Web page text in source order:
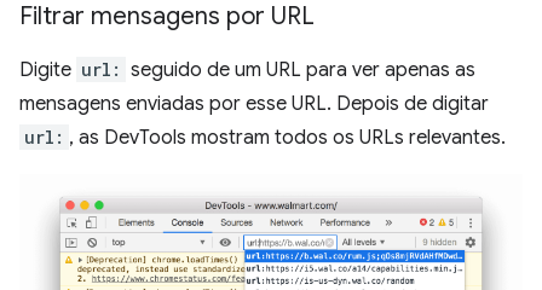
Filtrar mensagens por URL
Digite url: seguido de um URL para ver apenas as
mensagens enviadas por esse URL. Depois de digitar
url: , as DevTools mostram todos os URLs relevantes.